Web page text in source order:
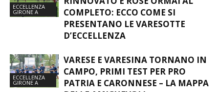
ECCELLENZA
GIRONE A
COMPLETO: ECCO COME SI
PRESENTANO LE VARESOTTE
D’ECCELLENZA
ECCELLENZA
GIRONE A
VARESE E VARESINA TORNANO IN
CAMPO, PRIMI TEST PER PRO
PATRIA E CARONNESE – LA MAPPA